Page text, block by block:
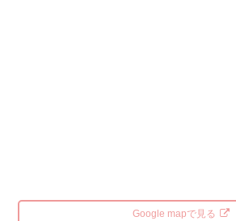
Google mapで見る